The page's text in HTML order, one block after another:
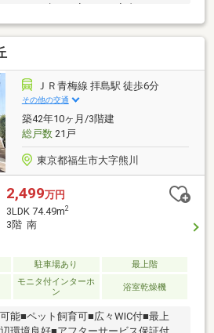
、日々の生活も安心です。■掲載写真
供可能。お気軽にお声掛けください。
無休】見学予約システムに対象日付
場合でも、原則即日ご対応可能です。
い！】指定機関はなく、都市銀行を
と取引可能！【グループ創業50年】
のアフターサポートでお客様ファー
します。
ＪＲ青梅線 拝島駅 徒歩6分
その他の交通
築42年10ヶ月/3階建
総戸数21戸
東京都福生市大字熊川
2,499万円
3LDK 74.49m2
3階 南
駐車場あり 最上階
モニタ付インターホ
ン
浴室乾燥機
能■ペット飼育可■広々WIC付■最上